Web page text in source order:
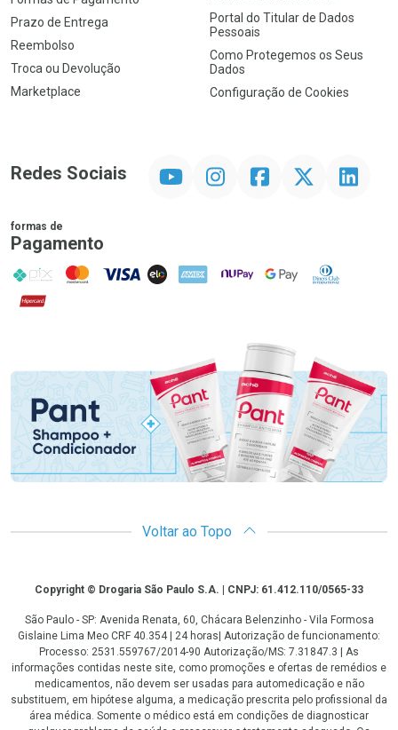
Prazo de Entrega
Reembolso
Troca ou Devolução
Marketplace
Portal do Titular de Dados
Pessoais
Como Protegemos os Seus
Dados
Configuração de Cookies
Redes Sociais InstagramFacebookTwitter Linkedin
formas de
Pagamento
PIX MasterCard
VISA ELO AMEX NuPay Google PayDiners Club
Hipercard
Promoção em Destaque
Voltar ao Topo
CopyrightCopyright © Drogaria São Paulo S.A. | CNPJ: 61.412.110/0565-33
São Paulo - SP: Avenida Renata, 60, Chácara Belenzinho - Vila Formosa
Gislaine Lima Meo CRF 40.354 | 24 horas| Autorização de funcionamento:
Processo: 2531.559767/2014-90 Autorização/MS: 7.31847.3 | As
informações contidas neste site, como promoções e ofertas de remédios e
medicamentos, não devem ser usadas para automedicação e não
substituem, em hipótese alguma, a medicação prescrita pelo profissional da
área médica. Somente o médico está em condições de diagnosticar